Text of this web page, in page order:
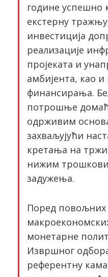
године успешно
екстерну
инвестиција
реализације
пројеката и
амбијента, као
финансирања.
потрошње
одрживим
захваљујући
кретања на
нижим
задужења.
Поред
монетарне
Извршног
референтну